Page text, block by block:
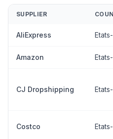
SUPPLIER
AliExpress
Amazon
CJ Dropshipping
Costco